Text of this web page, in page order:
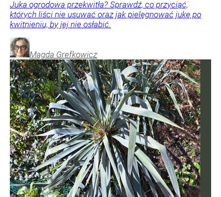
Juka ogrodowa przekwitła? Sprawdź, co przyciąć,
których liści nie usuwać oraz jak pielęgnować jukę po
kwitnieniu, by jej nie osłabić.
Magda Grefkowicz